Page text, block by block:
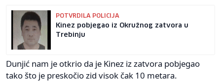
POTVRDILA POLICIJA
Kinez pobjegao iz Okružnog zatvora u
Trebinju
Dunjić nam je otkrio da je Kinez iz zatvora pobjegao
tako što je preskočio zid visok čak 10 metara.